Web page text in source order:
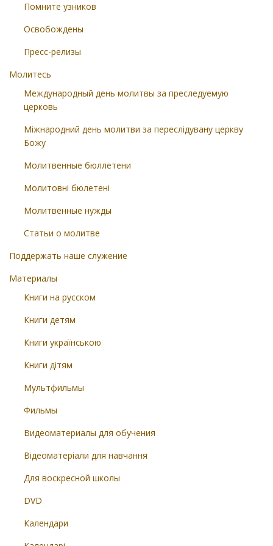
Помните узников
Освобождены
Пресс-релизы
Молитесь
Международный день молитвы за преследуемую
церковь
Міжнародний день молитви за переслідувану церкву
Божу
Молитвенные бюллетени
Молитовні бюлетені
Молитвенные нужды
Статьи о молитве
Поддержать наше служение
Материалы
Книги на русском
Книги детям
Книги українською
Книги дітям
Мультфильмы
Фильмы
Видеоматериалы для обучения
Відеоматеріали для навчання
Для воскресной школы
DVD
Календари